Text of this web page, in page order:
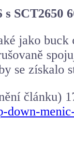
SCT2650
jako
se získalo
článku)
down-